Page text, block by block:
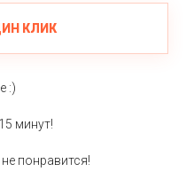
КЛИК
:)
минут!
понравится!